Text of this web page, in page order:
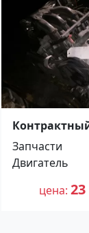
двигатель
Хайлендер 3.3
Краснодар
Запчасти
Двигатель
цена 23